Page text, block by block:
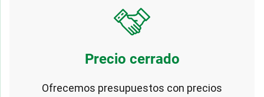
Precio cerrado
Ofrecemos presupuestos con precios